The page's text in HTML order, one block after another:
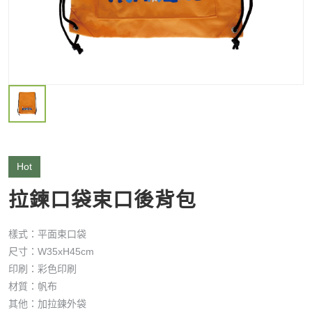
Hot
拉鍊口袋束口後背包
樣式：平面束口袋
尺寸：W35xH45cm
印刷：彩色印刷
材質：帆布
其他：加拉鍊外袋